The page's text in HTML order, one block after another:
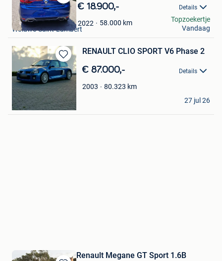
Bewaren
in
Mijn
Favorieten
€ 18.900,- Details
2022 58.000 km
Particulier
Woluwe-Saint-Lambert
Topzoekertje
Vandaag
Bewaren
in
Mijn
Favorieten
RENAULT CLIO SPORT V6 Phase 2
€ 87.000,- Details
2003 80.323 km
STEFAAN
Roeselare
27 jul 26
Renault Megane GT Sport 1.6B